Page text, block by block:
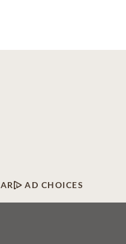
AD CHOICES